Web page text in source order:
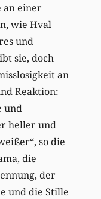
an einer
wie Hval
und
sie, doch
an
Reaktion:
und
heller und
so die
die
der
und die Stille